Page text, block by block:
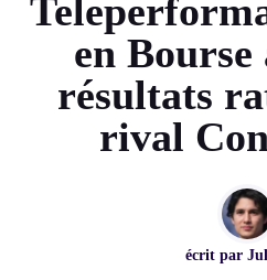
en Bourse
résultats
rival
écrit par